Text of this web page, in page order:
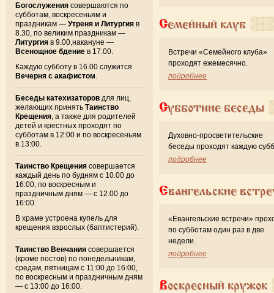
Богослужения совершаются по
субботам, воскресеньям и
праздникам — Утреня и Литургия в
8.30, по великим праздникам —
Литургия в 9.00,накануне —
Всенощное бдение в 17.00.
Каждую субботу в 16.00 служится
Вечерня с акафистом
Беседы катехизаторов для лиц,
желающих принять Таинство
Крещения , а также для родителей
детей и крестных проходят по
субботам в 12:00 и по воскресеньям
в 13:00.
Таинство Крещения совершается
каждый день по будням с 10.00 до
16:00, по воскресным и
праздничным дням — с 12.00 до
16:00.
В храме устроена купель для
крещения взрослых (баптистерий).
Таинство Венчания совершается
(кроме постов) по понедельникам,
средам, пятницам с 11:00 до 16:00,
по воскресным и праздничным дням
— с 13:00 до 16:00.
Семейный клуб
Встречи «Семейного клуба»
проходят ежемесячно.
подробнее
Субботние беседы
Духовно-просветительские
беседы проходят каждую
подробнее
Евангельские
«Евангельские встречи»
по субботам один раз в две
недели.
подробнее
Воскресный кружок